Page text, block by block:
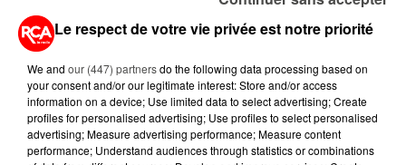
MÉGOTS ET FEUX DE FORÊT : LES
TAXÉS...
6 août 2026
CANICULE : POURQUOI LES
BOUTEILLES D'EAU
Le respect de votre vie privée est notre priorité
We and our (447) partnersdo the following data processing based on
your consent and/or our legitimate interest: Store and/or access
information on a device; Use limited data to select advertising; Create
profiles for personalised advertising; Use profiles to select personalised
advertising; Measure advertising performance; Measure content
performance; Understand audiences through statistics or combinations